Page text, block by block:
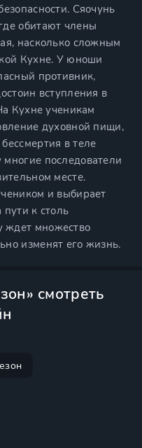
Сяочунь
обитают члены
насколько сложным
Кухне. У юноши
противник,
вступления в
Кухне ученикам
духовной пищи,
в теле
последователи
месте.
и выбирает
к столь
ждет множество
изменят его жизнь.
смотреть